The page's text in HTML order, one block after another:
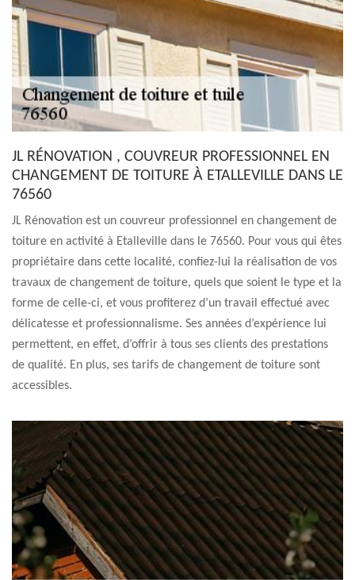
JL RÉNOVATION , COUVREUR PROFESSIONNEL EN
CHANGEMENT DE TOITURE À ETALLEVILLE DANS LE
76560
JL Rénovation est un couvreur professionnel en changement de
toiture en activité à Etalleville dans le 76560. Pour vous qui êtes
propriétaire dans cette localité, confiez-lui la réalisation de vos
travaux de changement de toiture, quels que soient le type et la
forme de celle-ci, et vous profiterez d’un travail effectué avec
délicatesse et professionnalisme. Ses années d’expérience lui
permettent, en effet, d’offrir à tous ses clients des prestations
de qualité. En plus, ses tarifs de changement de toiture sont
accessibles.